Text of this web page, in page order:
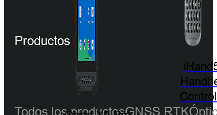
Productos
Todos los productosGNSS RTK